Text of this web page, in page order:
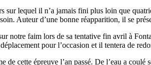
sur lequel il n’a jamais fini plus loin que
Auteur d’une bonne réapparition, il se
notre faim lors de sa tentative fin avril à
pour l’occasion et il tentera de
de cette épreuve l’an passé. De l’eau a